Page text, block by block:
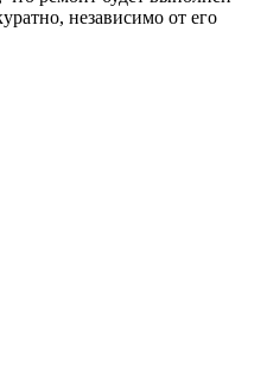
независимо от его